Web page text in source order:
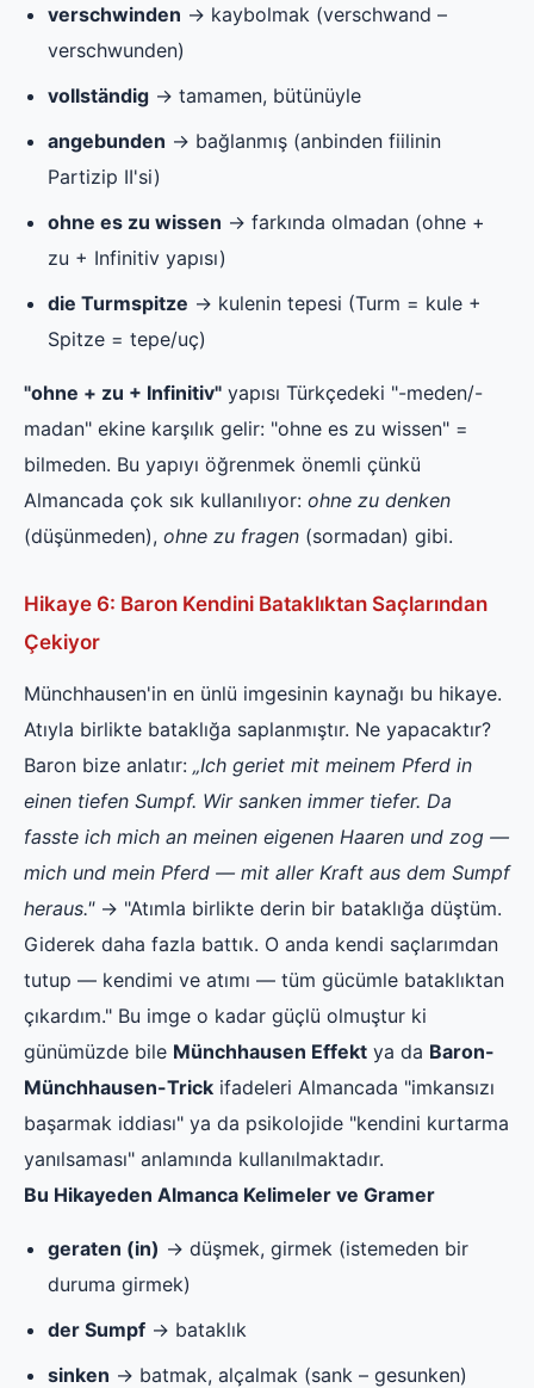
verschwinden → kaybolmak (verschwand –
verschwunden)
vollständig → tamamen, bütünüyle
angebunden → bağlanmış (anbinden fiilinin
Partizip II'si)
ohne es zu wissen → farkında olmadan (ohne +
zu + Infinitiv yapısı)
die Turmspitze → kulenin tepesi (Turm = kule +
Spitze = tepe/uç)
"ohne + zu + Infinitiv" yapısı Türkçedeki "-meden/-
madan" ekine karşılık gelir: "ohne es zu wissen" =
bilmeden. Bu yapıyı öğrenmek önemli çünkü
Almancada çok sık kullanılıyor: ohne zu denken
(düşünmeden), ohne zu fragen (sormadan) gibi.
Hikaye 6: Baron Kendini Bataklıktan Saçlarından
Çekiyor
Münchhausen'in en ünlü imgesinin kaynağı bu hikaye.
Atıyla birlikte bataklığa saplanmıştır. Ne yapacaktır?
Baron bize anlatır: „Ich geriet mit meinem Pferd in
einen tiefen Sumpf. Wir sanken immer tiefer. Da
fasste ich mich an meinen eigenen Haaren und zog —
mich und mein Pferd — mit aller Kraft aus dem Sumpf
heraus."→ "Atımla birlikte derin bir bataklığa düştüm.
Giderek daha fazla battık. O anda kendi saçlarımdan
tutup — kendimi ve atımı — tüm gücümle bataklıktan
çıkardım." Bu imge o kadar güçlü olmuştur ki
günümüzde bile Münchhausen Effekt ya da Baron-
Münchhausen-Trick ifadeleri Almancada "imkansızı
başarmak iddiası" ya da psikolojide "kendini kurtarma
yanılsaması" anlamında kullanılmaktadır.
Bu Hikayeden Almanca Kelimeler ve Gramer
geraten (in) → düşmek, girmek (istemeden bir
duruma girmek)
der Sumpf → bataklık
sinken → batmak, alçalmak (sank – gesunken)